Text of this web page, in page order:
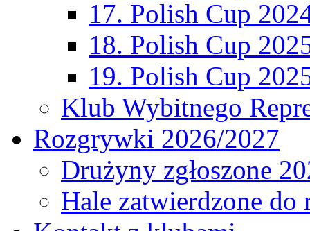
17. Polish Cup
18. Polish Cup
19. Polish Cup
Klub Wybitnego
Rozgrywki 2026/2027
Drużyny zgłoszone
Hale zatwierdzone